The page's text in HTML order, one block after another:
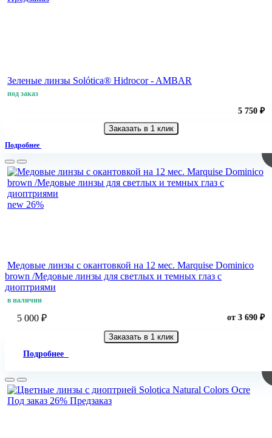
Зеленые линзы Solótica® Hidrocor - AMBAR
под заказ
5 750 ₽
Заказать в 1 клик
Подробнее
new 26%
Медовые линзы c окантовкой на 12 мес. Marquise Dominico
brown /Медовые линзы для светлых и темных глаз с
диоптриями
в наличии
5 000 ₽ от 3 690 ₽
Заказать в 1 клик
Подробнее
Под заказ 26% Предзаказ